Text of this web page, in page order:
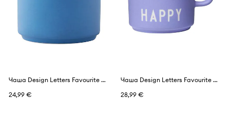
Чаша Design Letters Favourite Cups
24,99 €
Чаша Design Letters Favourite Cup
28,99 €